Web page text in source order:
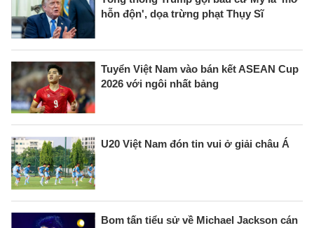
hỗn độn', dọa trừng phạt Thụy Sĩ
Tuyển Việt Nam vào bán kết ASEAN Cup
2026 với ngôi nhất bảng
U20 Việt Nam đón tin vui ở giải châu Á
Bom tấn tiểu sử về Michael Jackson cán